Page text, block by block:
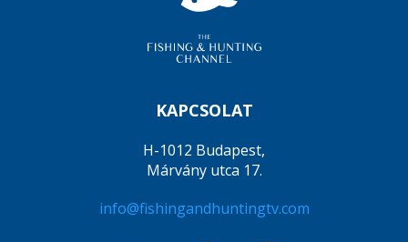
KAPCSOLAT
H-1012 Budapest,
Márvány utca 17.
info@fishingandhuntingtv.com